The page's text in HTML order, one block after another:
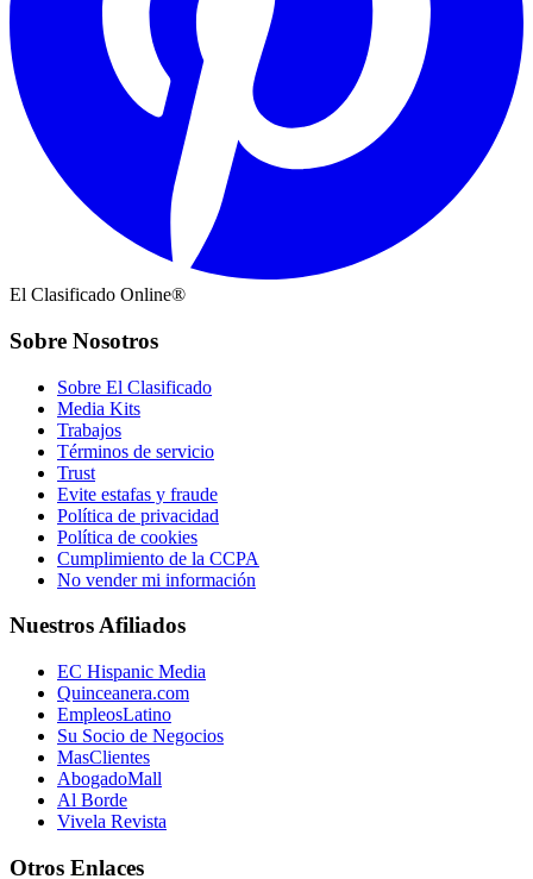
El Clasificado Online®
Sobre Nosotros
Sobre El Clasificado
Media Kits
Trabajos
Términos de servicio
Trust
Evite estafas y fraude
Política de privacidad
Política de cookies
Cumplimiento de la CCPA
No vender mi información
Nuestros Afiliados
EC Hispanic Media
Quinceanera.com
EmpleosLatino
Su Socio de Negocios
MasClientes
AbogadoMall
Al Borde
Vivela Revista
Otros Enlaces